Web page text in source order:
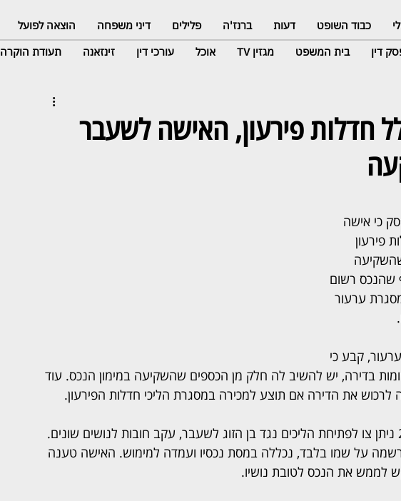
כבוד השופט דעות ברנז'ה פלילים דיני משפחה הוצאה לפועל
דין בית המשפט מגזין TV אוכל עורכי דין זינזאנה תעודת הוקרה
חדלות פירעון, האישה לשעבר
כי אישה
פירעון
שהנכס רשום
ערעור
קבע כי
בדירה, יש להשיב לה חלק מן הכספים שהשקיעה במימון הנכס. עוד
לרכוש את הדירה אם תוצע למכירה במסגרת הליכי חדלות הפירעון.
ההליך נפתח לאחר שבשנת 2021 ניתן צו לפתיחת הליכים נגד בן הזוג לשעבר, עקב חובות לנושים שונים.
על שמו בלבד, נכללה במסת נכסיו ועמדה למימוש. האישה טענה
לממש את הנכס לטובת נושיו.